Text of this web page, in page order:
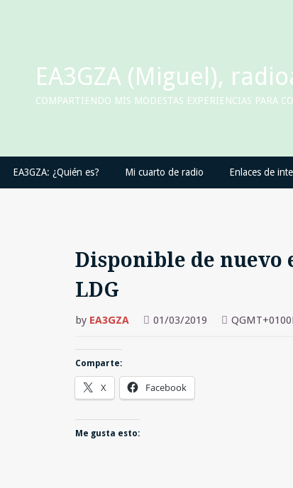
EA3GZA (Miguel),
COMPARTIENDO MIS MODESTAS EXPERIENCIAS PARA
EA3GZA: ¿Quién es? Mi cuarto de radio Enlaces de
Disponible de nuevo
LDG
by EA3GZA 01/03/2019
Comparte:
X Facebook
Me gusta esto: